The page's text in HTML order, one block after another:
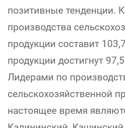
позитивные тенденции.
производства
продукции составит
продукции достигнут
Лидерами по
сельскохозяйственной
настоящее время